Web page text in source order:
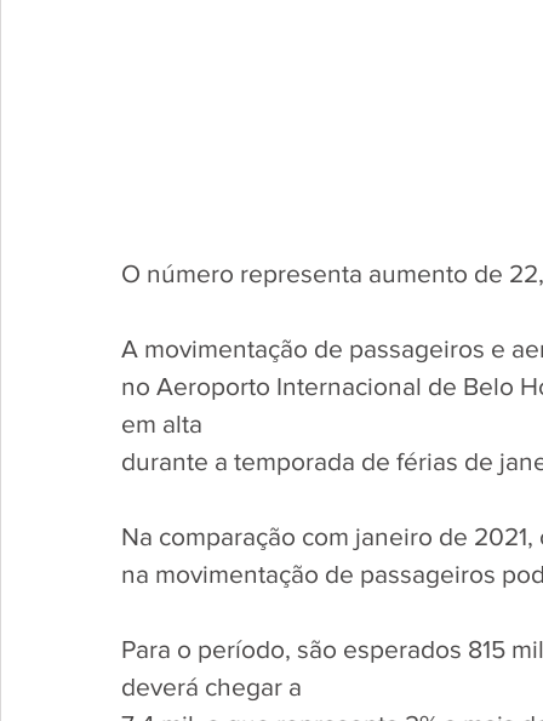
O número representa aumento de
A movimentação de passageiros e
no Aeroporto Internacional de Belo
em alta
durante a temporada de férias de
Na comparação com janeiro de 2021,
na movimentação de passageiros
Para o período, são esperados 815
deverá chegar a